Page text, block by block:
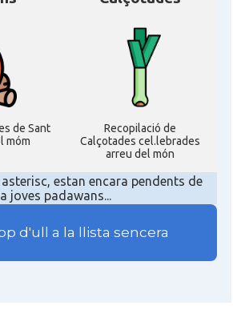
de Sant
móm
Recopilació de
Calçotades cel.lebrades
arreu del món
estan encara pendents de
joves padawans...
d'ull a la llista sencera